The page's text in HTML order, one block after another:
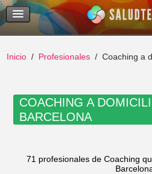
Temas Recientes
Buscar
Inicio Profesionales Coaching a
COACHING A
BARCELONA
71 profesionales de Coaching